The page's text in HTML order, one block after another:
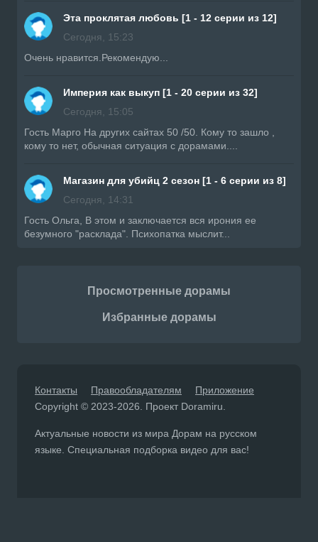
Эта проклятая любовь [1 - 12 серии из 12]
Сегодня, 15:23
Очень нравится.Рекомендую...
Империя как выкуп [1 - 20 серии из 32]
Сегодня, 15:05
Гость Марго На других сайтах 50 /50. Кому то зашло ,
кому то нет, обычная ситуация с дорамами....
Магазин для убийц 2 сезон [1 - 6 серии из 8]
Сегодня, 14:31
Гость Ольга, В этом и заключается вся ирония ее
безумного "расклада". Психопатка мыслит...
Просмотренные дорамы
Избранные дорамы
Контакты Правообладателям
Приложение
Copyright © 2023-2026. Проект Doramiru.
Актуальные новости из мира Дорам на русском
языке. Специальная подборка видео для вас!